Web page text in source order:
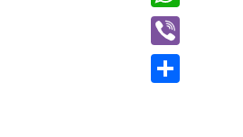
Viber
Share